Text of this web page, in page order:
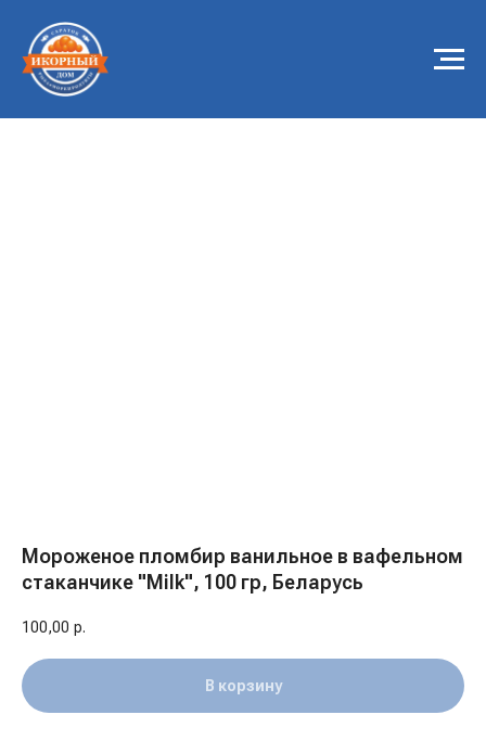
Мороженое пломбир ванильное в вафельном
стаканчике "Milk", 100 гр, Беларусь
100,00 р.
В корзину